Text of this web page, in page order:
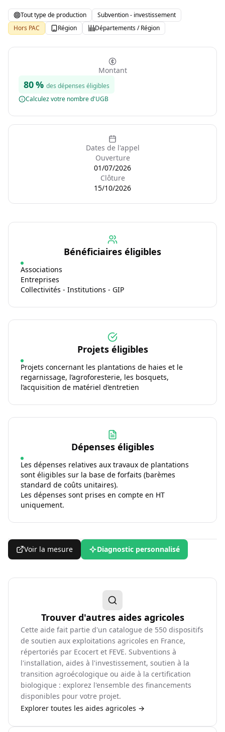
Tout type de production
Subvention - investissement
Hors PAC
Région Départements / Région
Montant
80 % des dépenses éligibles
Calculez votre nombre d'UGB
Dates de l'appel
Ouverture
01/07/2026
Clôture
15/10/2026
Bénéficiaires éligibles
Associations
Entreprises
Collectivités - Institutions - GIP
Projets éligibles
Projets concernant les plantations de haies et le
regarnissage, l’agroforesterie, les bosquets,
l’acquisition de matériel d’entretien
Dépenses éligibles
Les dépenses relatives aux travaux de plantations
sont éligibles sur la base de forfaits (barèmes
standard de coûts unitaires).
Les dépenses sont prises en compte en HT
uniquement.
Voir la mesure Diagnostic personnalisé
Trouver d'autres aides agricoles
Cette aide fait partie d'un catalogue de 550 dispositifs
de soutien aux exploitations agricoles en France,
répertoriés par Ecocert et FEVE. Subventions à
l'installation, aides à l'investissement, soutien à la
transition agroécologique ou aide à la certification
biologique : explorez l'ensemble des financements
disponibles pour votre projet.
Explorer toutes les aides agricoles →